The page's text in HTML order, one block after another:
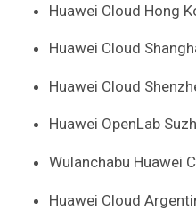
Huawei Cloud Hong
Huawei Cloud
Huawei Cloud
Huawei OpenLab
Wulanchabu Huawei
Huawei Cloud